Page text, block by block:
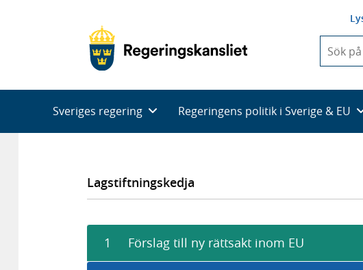
du
skriva
en
Sveriges regering Regeringens politik i Sverige & EU
Lagstiftningskedja
1 Förslag till ny rättsakt inom EU